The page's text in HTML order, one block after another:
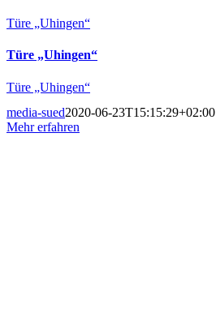
Türe „Uhingen“
Türe „Uhingen“
Türe „Uhingen“
media-sued2020-06-23T15:15:29+02:00
Mehr erfahren